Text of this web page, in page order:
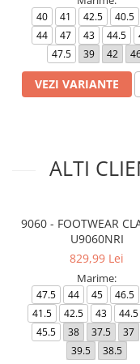
40 41 42.5 40.5
44
47 43 44.5
47.5
39 42
VEZI VARIANTE
ALTI
9060 - FOOTWEAR
U9060NRI
829,99 Lei
Marime:
47.5 44 45 46.5
41.5
42.5 43 44.5
45.5
38 37.5 37
39.5
38.5